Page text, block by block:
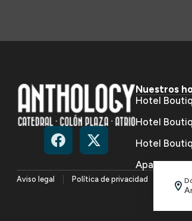
Nuestros
Hotel
Hotel
Hotel
Aviso legal Política de privacidad